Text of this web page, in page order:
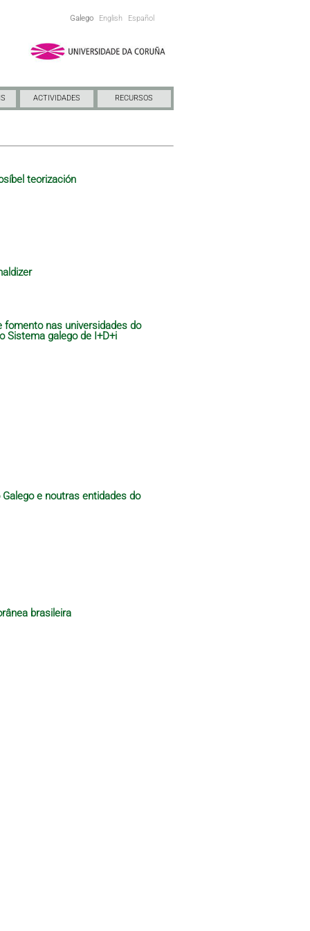
Galego English Español
ACTIVIDADES RECURSOS
teorización
nas universidades do
Sistema galego de I+D+i
e noutras entidades do
brasileira